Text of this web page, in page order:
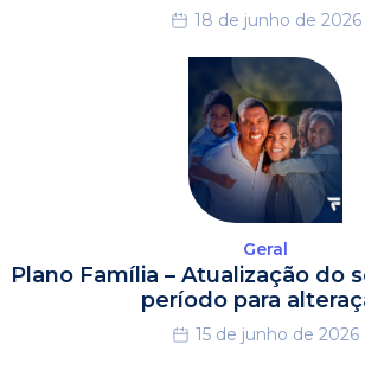
18 de junho de 2026
Geral
Plano Família – Atualização do
período para
15 de junho de 2026